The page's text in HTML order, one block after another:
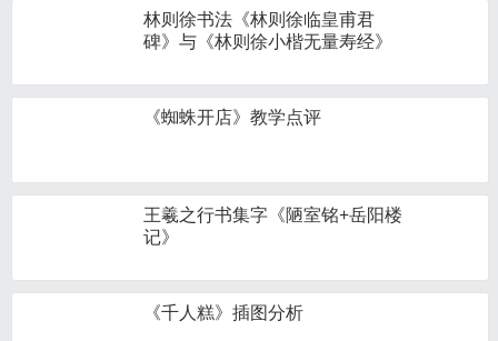
林则徐书法《林则徐临皇甫君
碑》与《林则徐小楷无量寿经》
《蜘蛛开店》教学点评
王羲之行书集字《陋室铭+岳阳楼
记》
《千人糕》插图分析